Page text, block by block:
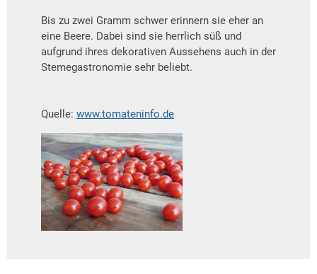
Bis zu zwei Gramm schwer erinnern sie eher an
eine Beere. Dabei sind sie herrlich süß und
aufgrund ihres dekorativen Aussehens auch in der
Stemegastronomie sehr beliebt.
Quelle: www.tomateninfo.de